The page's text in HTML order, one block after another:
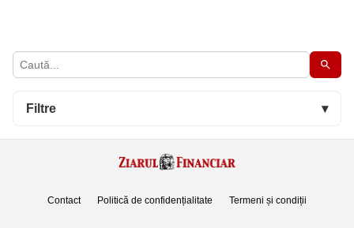
Filtre ▾
Contact Politică de confidențialitate Termeni și condiții